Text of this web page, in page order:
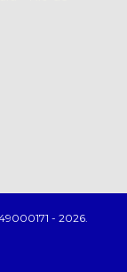
- 2026.